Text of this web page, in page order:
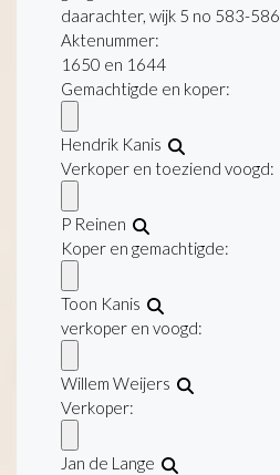
daarachter, wijk 5 no 583-586
Aktenummer:
1650 en 1644
Gemachtigde en koper:
Hendrik Kanis
Verkoper en toeziend voogd:
P Reinen
Koper en gemachtigde:
Toon Kanis
verkoper en voogd:
Willem Weijers
Verkoper:
Jan de Lange